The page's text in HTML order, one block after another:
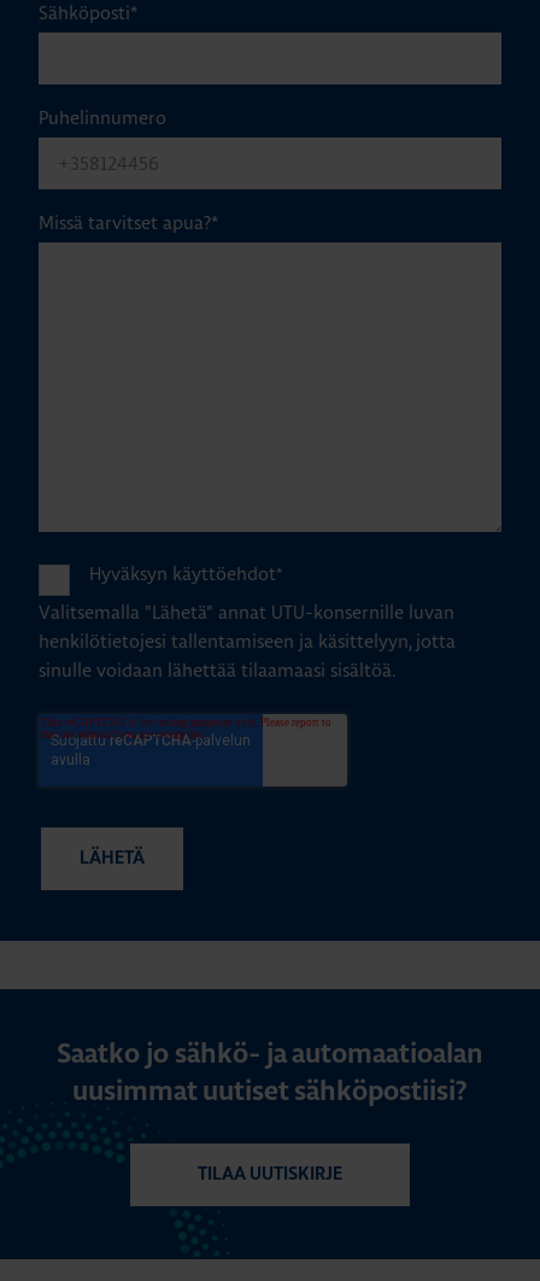
Sähköposti*
Puhelinnumero
Missä tarvitset apua?*
Hyväksyn käyttöehdot*
Valitsemalla "Lähetä" annat UTU-konsernille luvan
henkilötietojesi tallentamiseen ja käsittelyyn, jotta
sinulle voidaan lähettää tilaamaasi sisältöä.
Saatko jo sähkö- ja automaatioalan
uusimmat uutiset sähköpostiisi?
TILAA UUTISKIRJE